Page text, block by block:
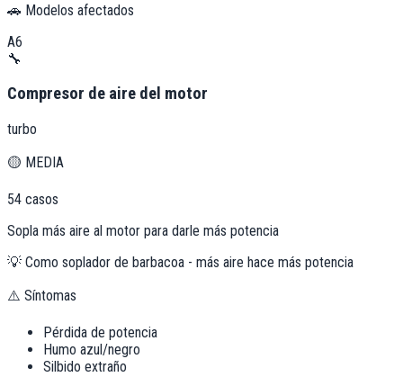
🚗 Modelos afectados
A6
🔧
Compresor de aire del motor
turbo
🟡 MEDIA
54 casos
Sopla más aire al motor para darle más potencia
💡 Como soplador de barbacoa - más aire hace más potencia
⚠️ Síntomas
Pérdida de potencia
Humo azul/negro
Silbido extraño